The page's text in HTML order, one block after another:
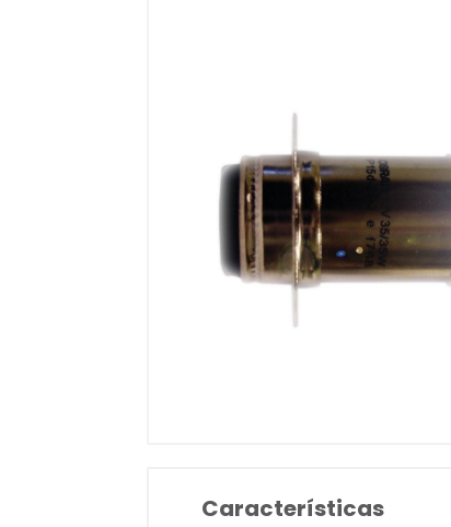
Características